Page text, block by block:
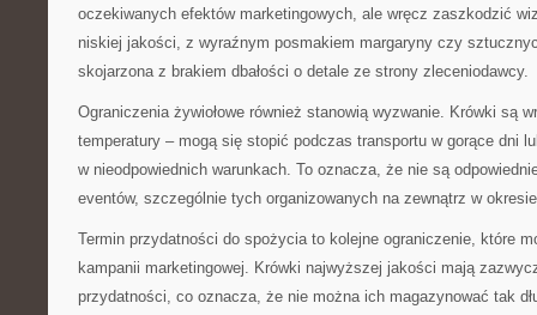
oczekiwanych efektów marketingowych, ale wręcz zaszkodzić
niskiej jakości, z wyraźnym posmakiem margaryny czy
skojarzona z brakiem dbałości o detale ze strony zleceniodawcy.
Ograniczenia żywiołowe również stanowią wyzwanie. Krówki są
temperatury – mogą się stopić podczas transportu w gorące dni
w nieodpowiednich warunkach. To oznacza, że nie są
eventów, szczególnie tych organizowanych na zewnątrz w
Termin przydatności do spożycia to kolejne ograniczenie, które
kampanii marketingowej. Krówki najwyższej jakości mają
przydatności, co oznacza, że nie można ich magazynować tak